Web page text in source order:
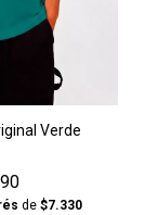
Verde
de$7.330